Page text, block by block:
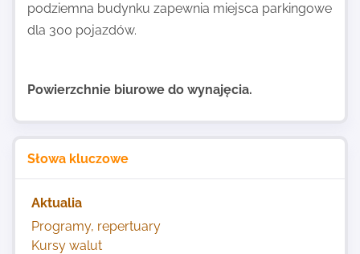
podziemna budynku zapewnia miejsca parkingowe
dla 300 pojazdów.
Powierzchnie biurowe do wynajęcia.
Słowa kluczowe
Aktualia
Programy, repertuary
Kursy walut